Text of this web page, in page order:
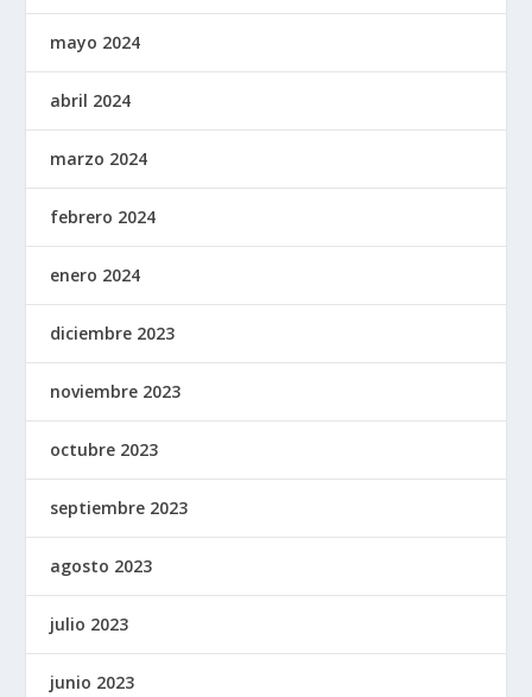
mayo 2024
abril 2024
marzo 2024
febrero 2024
enero 2024
diciembre 2023
noviembre 2023
octubre 2023
septiembre 2023
agosto 2023
julio 2023
junio 2023